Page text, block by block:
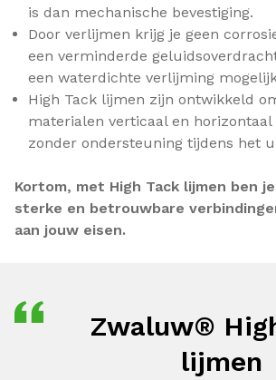
is dan mechanische bevestiging.
Door verlijmen krijg je geen
een verminderde
een waterdichte verlijming
High Tack lijmen zijn ontwikkeld
materialen verticaal en
zonder ondersteuning tijdens het
Kortom, met High Tack lijmen ben
sterke en betrouwbare
aan jouw eisen.
Zwaluw®
lijmen